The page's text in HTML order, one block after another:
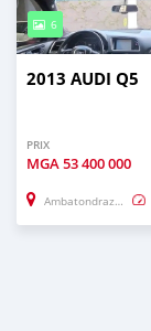
6
2013 AUDI Q5
PRIX
MGA53 400 000
Ambatondrazaka